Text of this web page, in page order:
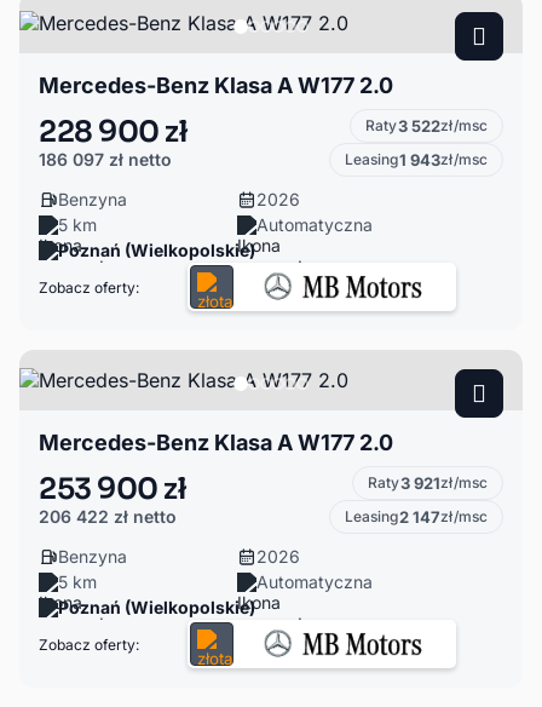
Mercedes-Benz Klasa A W177 2.0
228 900 zł
186 097 zł netto
Raty3 522zł/msc
Leasing1 943zł/msc
Benzyna
2026
5 km
Automatyczna
Poznań (Wielkopolskie)
Zobacz oferty:
Mercedes-Benz Klasa A W177 2.0
253 900 zł
206 422 zł netto
Raty3 921zł/msc
Leasing2 147zł/msc
Benzyna
2026
5 km
Automatyczna
Poznań (Wielkopolskie)
Zobacz oferty: